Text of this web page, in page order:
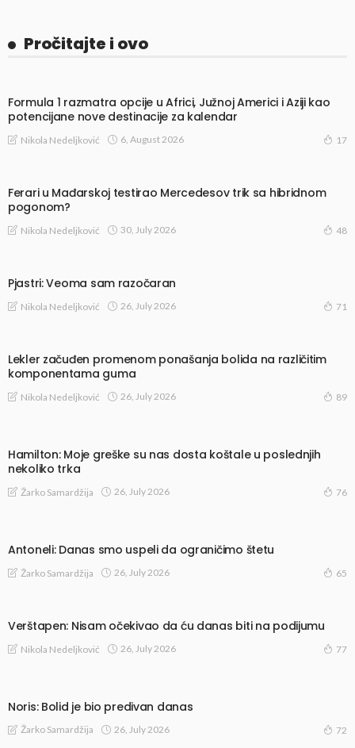
Pročitajte i ovo
Formula 1 razmatra opcije u Africi, Južnoj Americi i Aziji kao
potencijane nove destinacije za kalendar
Nikola Nedeljković 6, August 2026 17
Ferari u Mađarskoj testirao Mercedesov trik sa hibridnom
pogonom?
Nikola Nedeljković 30, July 2026 48
Pjastri: Veoma sam razočaran
Nikola Nedeljković 26, July 2026 71
Lekler začuđen promenom ponašanja bolida na različitim
komponentama guma
Nikola Nedeljković 26, July 2026 89
Hamilton: Moje greške su nas dosta koštale u poslednjih
nekoliko trka
Žarko Samardžija 26, July 2026 76
Antoneli: Danas smo uspeli da ograničimo štetu
Žarko Samardžija 26, July 2026 65
Verštapen: Nisam očekivao da ću danas biti na podijumu
Nikola Nedeljković 26, July 2026 77
Noris: Bolid je bio predivan danas
Žarko Samardžija 26, July 2026 72